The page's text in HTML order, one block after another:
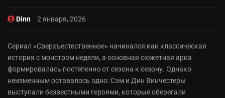
Dinn 2 января, 2026
Сериал «Сверхъестественное» начинался как классическая
история с монстром недели, а основная сюжетная арка
формировалась постепенно от сезона к сезону. Однако
неизменным оставалось одно: Сэм и Дин Винчестеры
выступали безвестными героями, которые оберегали